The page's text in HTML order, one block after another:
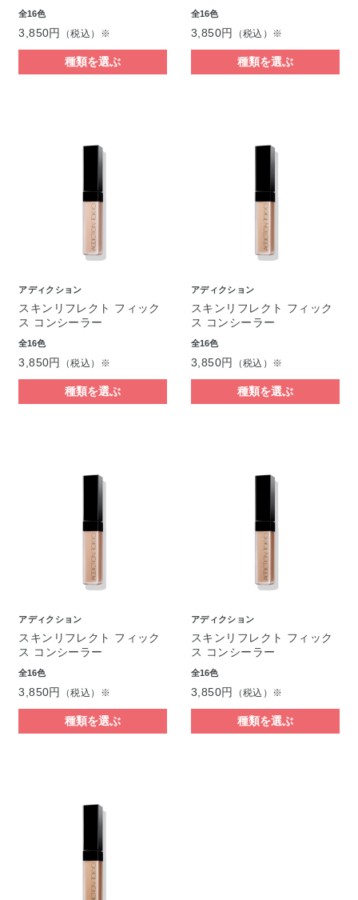
全16色
3,850円 （税込）※
種類を選ぶ
全16色
3,850円 （税込）※
種類を選ぶ
アディクション
スキンリフレクト フィック
ス コンシーラー
全16色
3,850円 （税込）※
種類を選ぶ
アディクション
スキンリフレクト フィック
ス コンシーラー
全16色
3,850円 （税込）※
種類を選ぶ
アディクション
スキンリフレクト フィック
ス コンシーラー
全16色
3,850円 （税込）※
種類を選ぶ
アディクション
スキンリフレクト フィック
ス コンシーラー
全16色
3,850円 （税込）※
種類を選ぶ